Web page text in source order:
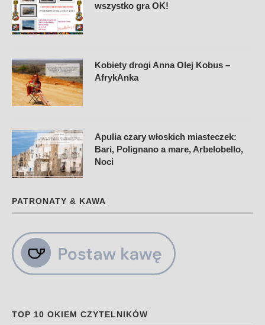
wszystko gra OK!
Kobiety drogi Anna Olej Kobus –
AfrykAnka
Apulia czary włoskich miasteczek:
Bari, Polignano a mare, Arbelobello,
Noci
PATRONATY & KAWA
TOP 10 OKIEM CZYTELNIKÓW